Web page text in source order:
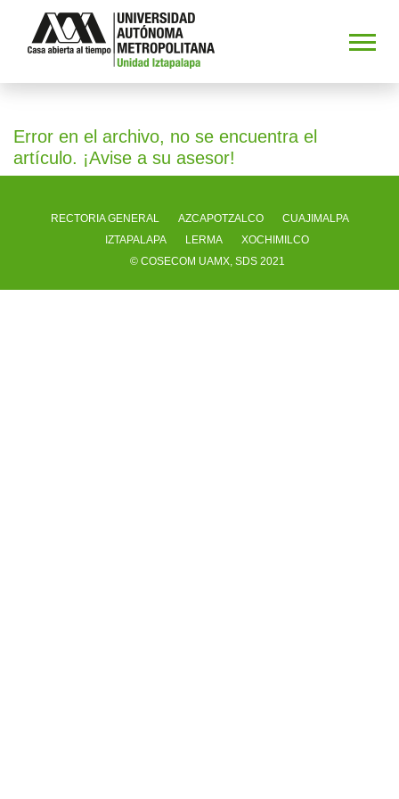
Error en el archivo, no se encuentra el
artículo. ¡Avise a su asesor!
RECTORIA GENERAL AZCAPOTZALCO
CUAJIMALPA
IZTAPALAPA
LERMA
XOCHIMILCO
© COSECOM UAMX, SDS 2021